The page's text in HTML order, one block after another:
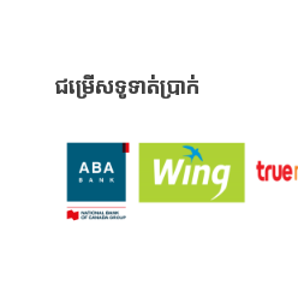
ជម្រើសទូទាត់ប្រាក់